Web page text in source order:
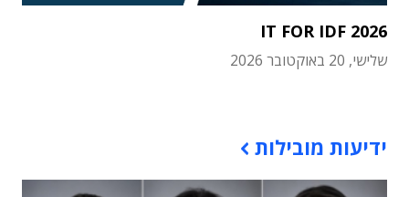
IT FOR IDF 2026
שלישי, 20 באוקטובר 2026
ידיעות מובילות